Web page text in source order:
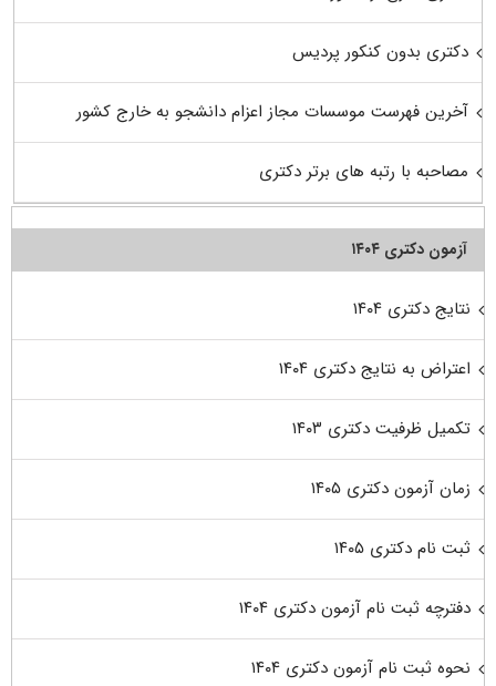
دکتری بدون کنکور پردیس
آخرین فهرست موسسات مجاز اعزام دانشجو به خارج کشور
مصاحبه با رتبه های برتر دکتری
آزمون دکتری ۱۴۰۴
نتایج دکتری ۱۴۰۴
اعتراض به نتایج دکتری ۱۴۰۴
تکمیل ظرفیت دکتری ۱۴۰۳
زمان آزمون دکتری ۱۴۰۵
ثبت نام دکتری ۱۴۰۵
دفترچه ثبت نام آزمون دکتری ۱۴۰۴
نحوه ثبت نام آزمون دکتری ۱۴۰۴